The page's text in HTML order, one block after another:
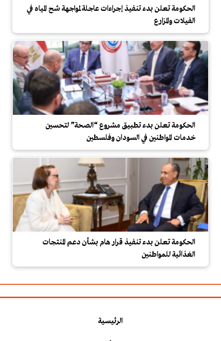
الحكومة تعلن بدء تنفيذ إجراءات عاجلة لمواجهة شح المياه في
الفيلات والمزارع
الحكومة تعلن بدء تطبيق مشروع “الصحة” لتحسين
خدمات المواطنين في السودان وفلسطين
الحكومة تعلن بدء تنفيذ قرار هام بشأن دعم المنتجات
الغذائية للمواطنين
الرئيسية